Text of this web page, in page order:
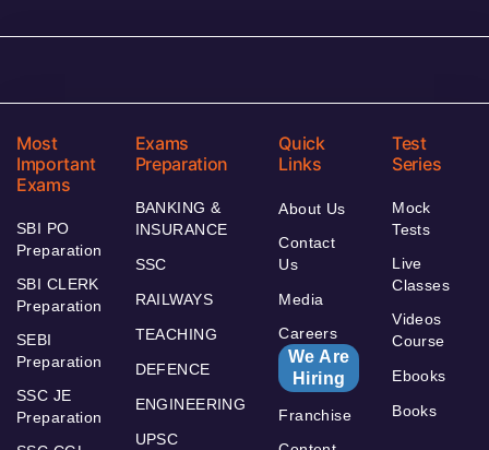
Most
Important
Exams
SBI PO
Preparation
SBI CLERK
Preparation
SEBI
Preparation
SSC JE
Preparation
Exams
Preparation
BANKING &
INSURANCE
SSC
RAILWAYS
TEACHING
DEFENCE
ENGINEERING
UPSC
Quick
Links
About Us
Contact
Us
Media
Careers
We Are
Hiring
Franchise
Test
Series
Mock
Tests
Live
Classes
Videos
Course
Ebooks
Books